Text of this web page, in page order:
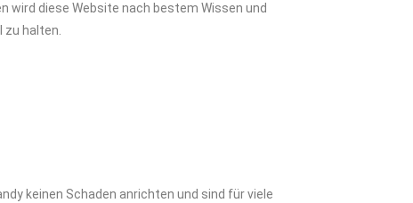
wird diese Website nach bestem Wissen und
halten.
keinen Schaden anrichten und sind für viele